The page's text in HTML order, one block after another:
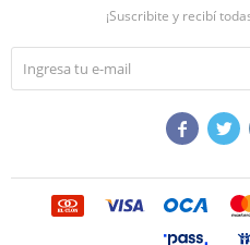
¡Suscribite y recibí
 